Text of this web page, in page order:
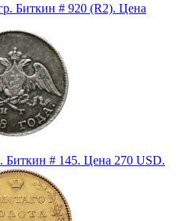
Биткин # 920 (R2). Цена
Биткин # 145. Цена 270 USD.